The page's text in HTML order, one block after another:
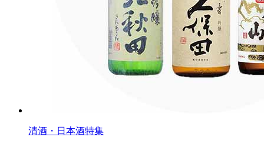
清酒・日本酒特集